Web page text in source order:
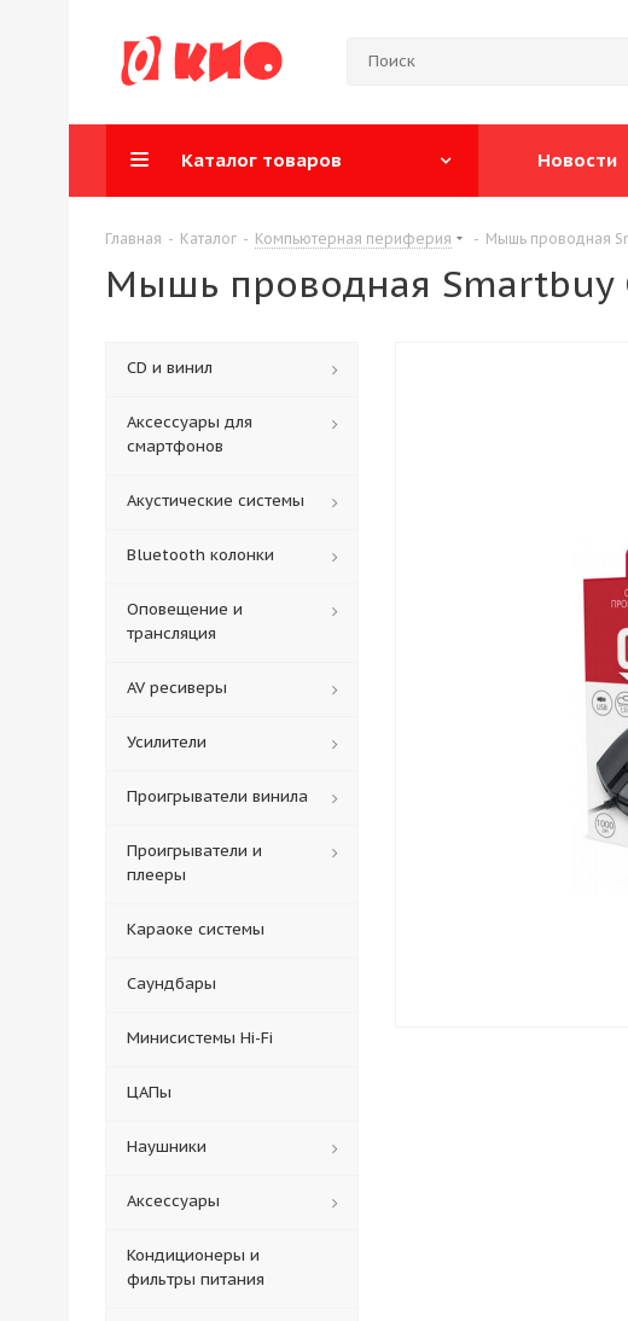
Каталог товаров Новости
Главная - Каталог - Компьютерная периферия - Мышь проводная
Мышь проводная Smartbuy
CD и винил
Аксессуары для
смартфонов
Акустические системы
Bluetooth колонки
Оповещение и
трансляция
AV ресиверы
Усилители
Проигрыватели винила
Проигрыватели и
плееры
Караоке системы
Саундбары
Минисистемы Hi-Fi
ЦАПы
Наушники
Аксессуары
Кондиционеры и
фильтры питания